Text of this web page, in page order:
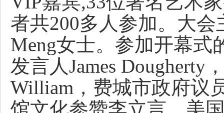
者共200多人参加。大
Meng女士。 参加开幕式
发言人James Dougherty
William，费城市政府议